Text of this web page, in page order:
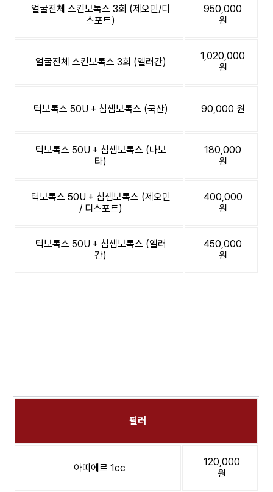
얼굴전체 스킨보톡스 3회 (제오민/디
스포트)
950,000
원
얼굴전체 스킨보톡스 3회 (엘러간)
1,020,000
원
턱보톡스 50U + 침샘보톡스 (국산) 90,000 원
턱보톡스 50U + 침샘보톡스 (나보
타)
180,000
원
턱보톡스 50U + 침샘보톡스 (제오민
/ 디스포트)
400,000
원
턱보톡스 50U + 침샘보톡스 (엘러
간)
450,000
원
필러
아띠에르 1cc
120,000
원